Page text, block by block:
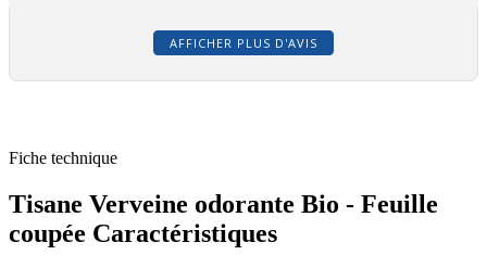
AFFICHER PLUS D'AVIS
Fiche technique
Tisane Verveine odorante Bio - Feuille
coupée Caractéristiques